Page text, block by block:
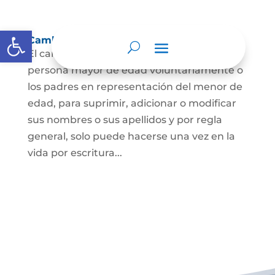
Abrir barra de herramientas
Cambio Nombre
El cambio de nombre lo podrá hacer la
persona mayor de edad voluntariamente o
los padres en representación del menor de
edad, para suprimir, adicionar o modificar
sus nombres o sus apellidos y por regla
general, solo puede hacerse una vez en la
vida por escritura...